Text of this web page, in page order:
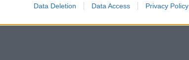
Data Deletion Data Access Privacy Policy